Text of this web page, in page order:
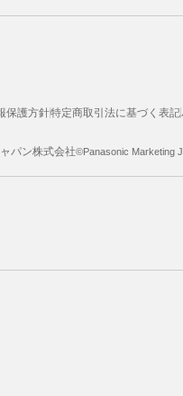
保護方針特定商取引法に基づく表記
パン株式会社©Panasonic Marketing